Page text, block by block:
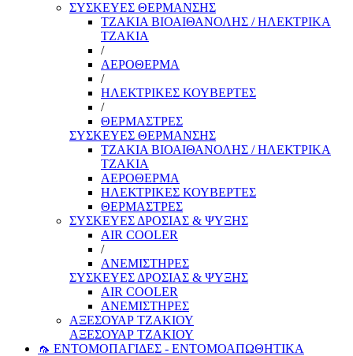
ΣΥΣΚΕΥΕΣ ΘΕΡΜΑΝΣΗΣ
ΤΖΑΚΙΑ ΒΙΟΑΙΘΑΝΟΛΗΣ / ΗΛΕΚΤΡΙΚΑ
ΤΖΑΚΙΑ
/
ΑΕΡΟΘΕΡΜΑ
/
ΗΛΕΚΤΡΙΚΕΣ ΚΟΥΒΕΡΤΕΣ
/
ΘΕΡΜΑΣΤΡΕΣ
ΣΥΣΚΕΥΕΣ ΘΕΡΜΑΝΣΗΣ
ΤΖΑΚΙΑ ΒΙΟΑΙΘΑΝΟΛΗΣ / ΗΛΕΚΤΡΙΚΑ
ΤΖΑΚΙΑ
ΑΕΡΟΘΕΡΜΑ
ΗΛΕΚΤΡΙΚΕΣ ΚΟΥΒΕΡΤΕΣ
ΘΕΡΜΑΣΤΡΕΣ
ΣΥΣΚΕΥΕΣ ΔΡΟΣΙΑΣ & ΨΥΞΗΣ
AIR COOLER
/
ΑΝΕΜΙΣΤΗΡΕΣ
ΣΥΣΚΕΥΕΣ ΔΡΟΣΙΑΣ & ΨΥΞΗΣ
AIR COOLER
ΑΝΕΜΙΣΤΗΡΕΣ
ΑΞΕΣΟΥΑΡ ΤΖΑΚΙΟΥ
ΑΞΕΣΟΥΑΡ ΤΖΑΚΙΟΥ
🦟 ΕΝΤΟΜΟΠΑΓΙΔΕΣ - ΕΝΤΟΜΟΑΠΩΘΗΤΙΚΑ